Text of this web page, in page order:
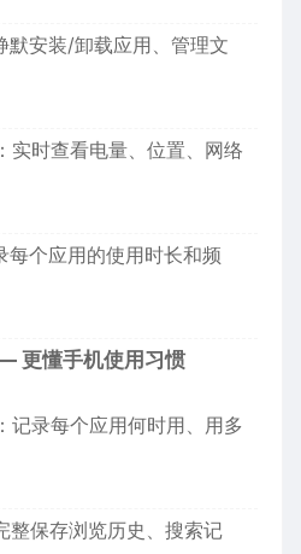
默安装/卸载应用、管理文
：实时查看电量、位置、网络
每个应用的使用时长和频
更懂手机使用习惯
：记录每个应用何时用、用多
整保存浏览历史、搜索记